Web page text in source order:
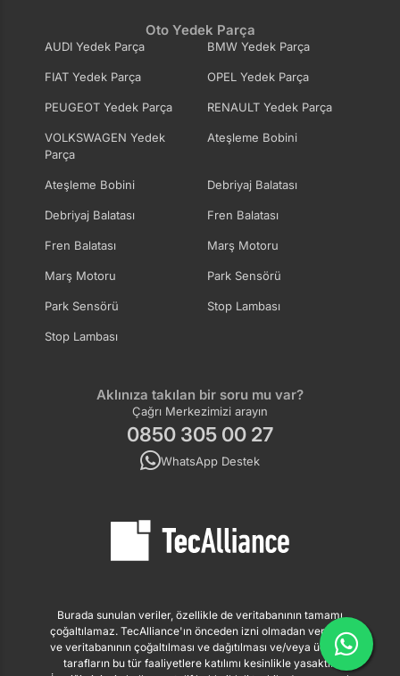
Oto Yedek Parça
AUDI Yedek Parça BMW Yedek Parça
FIAT Yedek Parça OPEL Yedek Parça
PEUGEOT Yedek Parça RENAULT Yedek Parça
VOLKSWAGEN Yedek
Parça
Ateşleme Bobini
Ateşleme Bobini Debriyaj Balatası
Debriyaj Balatası Fren Balatası
Fren Balatası Marş Motoru
Marş Motoru Park Sensörü
Park Sensörü Stop Lambası
Stop Lambası
Aklınıza takılan bir soru mu var?
Çağrı Merkezimizi arayın
0850 305 00 27
WhatsApp Destek
Burada sunulan veriler, özellikle de veritabanının tamamı
çoğaltılamaz. TecAlliance'ın önceden izni olmadan verilerin
ve veritabanının çoğaltılması ve dağıtılması ve/veya üçüncü
tarafların bu tür faaliyetlere katılımı kesinlikle yasaktır.